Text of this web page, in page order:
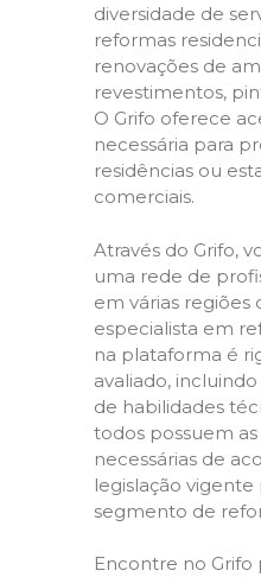
diversidade de
reformas
renovações de
revestimentos,
O Grifo oferece
necessária para
residências ou
comerciais.
Através do Grifo,
uma rede de
em várias regiões
especialista em
na plataforma é
avaliado,
de habilidades
todos possuem
necessárias de
legislação vigente
segmento de
Encontre no Grifo